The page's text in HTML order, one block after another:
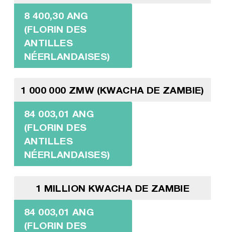
8 400,30 ANG
(FLORIN DES
ANTILLES
NÉERLANDAISES)
1 000 000 ZMW (KWACHA DE ZAMBIE)
84 003,01 ANG
(FLORIN DES
ANTILLES
NÉERLANDAISES)
1 MILLION KWACHA DE ZAMBIE
84 003,01 ANG
(FLORIN DES